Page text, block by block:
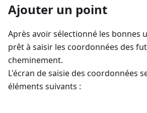
Ajouter un point
Après avoir sélectionné les bonnes
prêt à saisir les coordonnées des
cheminement.
L'écran de saisie des coordonnées
éléments suivants :